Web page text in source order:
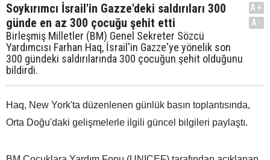
Soykırımcı İsrail'in Gazze'deki saldırıları 300
günde en az 300 çocuğu şehit etti
Birleşmiş Milletler (BM) Genel Sekreter Sözcü
Yardımcısı Farhan Haq, İsrail'in Gazze'ye yönelik son
300 gündeki saldırılarında 300 çocuğun şehit olduğunu
bildirdi.
A+
A-
Haq, New York'ta düzenlenen günlük basın toplantısında,
Orta Doğu'daki gelişmelerle ilgili güncel bilgileri paylaştı.